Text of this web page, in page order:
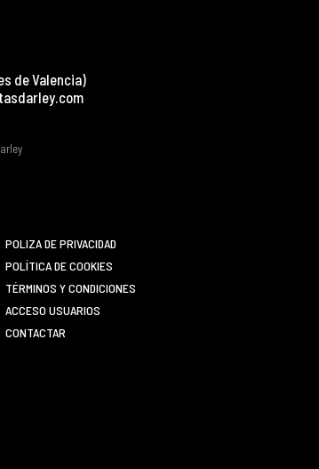
de Valencia)
POLIZA DE PRIVACIDAD
POLÍTICA DE COOKIES
TÉRMINOS Y CONDICIONES
ACCESO USUARIOS
CONTACTAR